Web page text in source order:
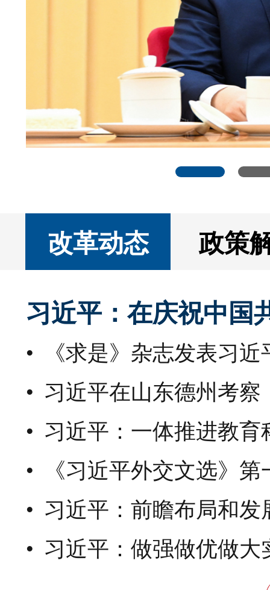
改革动态
政策
习近平：在庆祝中国
《求是》杂志发表习
习近平在山东德州考察
习近平：一体推进教
《习近平外交文选》
习近平：前瞻布局和发
习近平：做强做优做大